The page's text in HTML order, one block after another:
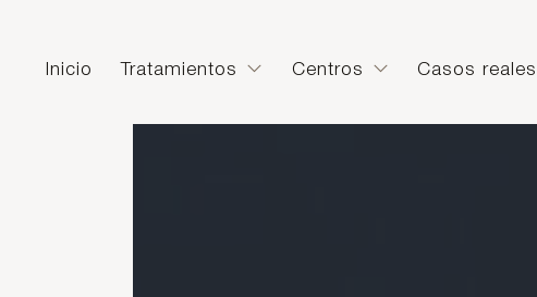
Inicio Tratamientos Centros Casos reales